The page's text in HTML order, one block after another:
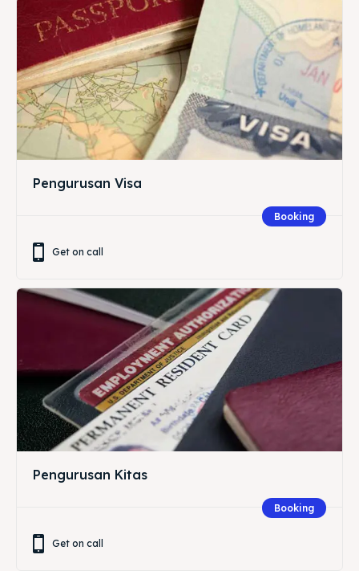
Pengurusan Visa
Booking
Get on call
Pengurusan Kitas
Booking
Get on call